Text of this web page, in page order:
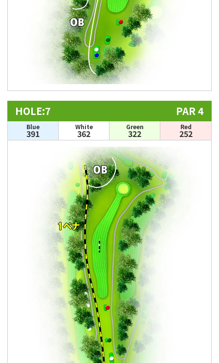
HOLE:7 PAR 4
Blue
391
White
362
Green
322
Red
252